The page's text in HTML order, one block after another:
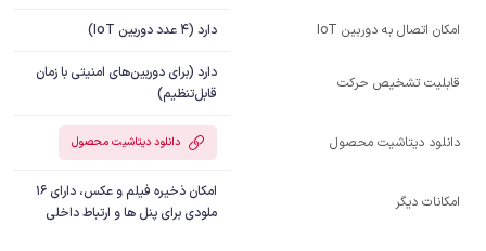
امکان اتصال به دوربین IoT دارد (4 عدد دوربین IoT)
قابلیت تشخیص حرکت
دارد (برای دوربین‌های امنیتی با زمان
قابل‌تنظیم)
دانلود دیتاشیت محصول دانلود دیتاشیت محصول
امکانات دیگر
ملودی برای پنل ها و ارتباط داخلی